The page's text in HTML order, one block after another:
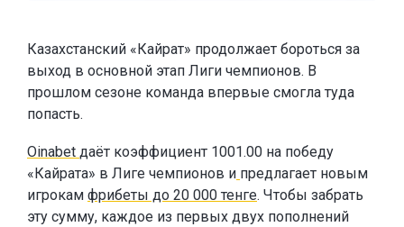
Казахстанский «Кайрат» продолжает бороться за
выход в основной этап Лиги чемпионов. В
прошлом сезоне команда впервые смогла туда
попасть.
Oinabet даёт коэффициент 1001.00 на победу
«Кайрата» в Лиге чемпионов и предлагает новым
игрокам фрибеты до 20 000 тенге. Чтобы забрать
эту сумму, каждое из первых двух пополнений